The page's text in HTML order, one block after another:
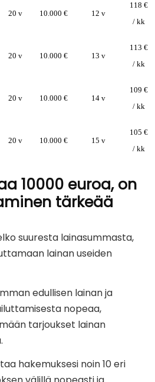
20 v 10.000 € 12 v
118 €
/ kk
20 v 10.000 € 13 v
113 €
/ kk
20 v 10.000 € 14 v
109 €
/ kk
20 v 10.000 € 15 v
105 €
/ kk
10000 euroa, on
tärkeää
suuresta lainasummasta,
lainan useiden
edullisen lainan ja
nopeaa,
tarjoukset lainan
hakemuksesi noin 10 eri